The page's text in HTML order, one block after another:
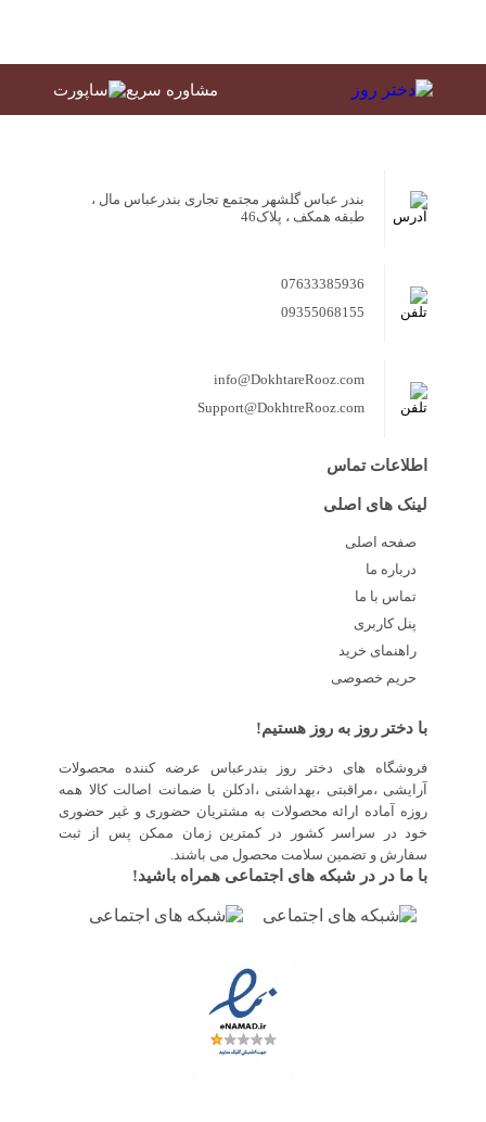
مشاوره سریع
بندر عباس گلشهر مجتمع تجاری بندرعباس مال ،
طبقه همکف ، پلاک46
07633385936
09355068155
info@DokhtareRooz.com
Support@DokhtreRooz.com
اطلاعات تماس
لینک های اصلی
صفحه اصلی
درباره ما
تماس با ما
پنل کاربری
راهنمای خرید
حریم خصوصی
با دختر روز به روز هستیم!
فروشگاه های دختر روز بندرعباس عرضه کننده محصولات
آرایشی ،مراقبتی ،بهداشتی ،ادکلن با ضمانت اصالت کالا همه
روزه آماده ارائه محصولات به مشتریان حضوری و غیر حضوری
خود در سراسر کشور در کمترین زمان ممکن پس از ثبت
سفارش و تضمین سلامت محصول می باشند.
با ما در در شبکه های اجتماعی همراه باشید!